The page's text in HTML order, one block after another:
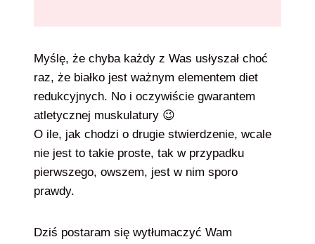
Myślę, że chyba każdy z Was usłyszał choć
raz, że białko jest ważnym elementem diet
redukcyjnych. No i oczywiście gwarantem
atletycznej muskulatury 😉
O ile, jak chodzi o drugie stwierdzenie, wcale
nie jest to takie proste, tak w przypadku
pierwszego, owszem, jest w nim sporo
prawdy.
Dziś postaram się wytłumaczyć Wam